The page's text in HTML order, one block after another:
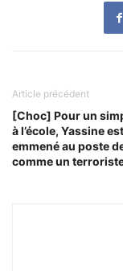
Article précédent
[Choc] Pour un
à l’école, Yassine est
emmené au poste
comme un